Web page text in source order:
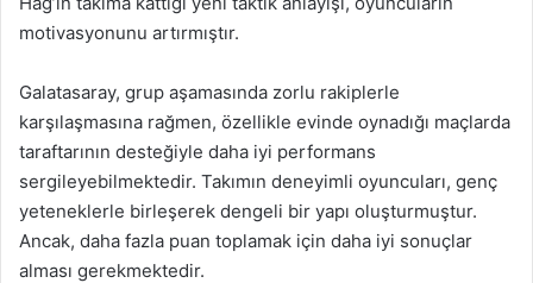
motivasyonunu artırmıştır.
Galatasaray, grup aşamasında zorlu rakiplerle
karşılaşmasına rağmen, özellikle evinde oynadığı maçlarda
taraftarının desteğiyle daha iyi performans
sergileyebilmektedir. Takımın deneyimli oyuncuları, genç
yeteneklerle birleşerek dengeli bir yapı oluşturmuştur.
Ancak, daha fazla puan toplamak için daha iyi sonuçlar
alması gerekmektedir.